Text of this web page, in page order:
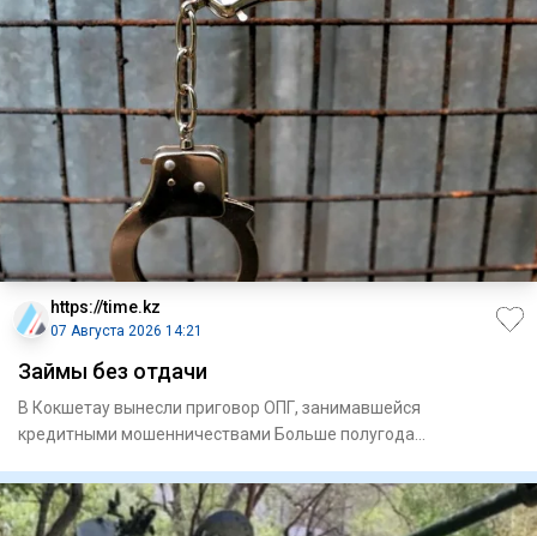
https://time.kz
07 Августа 2026 14:21
Займы без отдачи
В Кокшетау вынесли приговор ОПГ, занимавшейся
кредитными мошенничествами Больше полугода